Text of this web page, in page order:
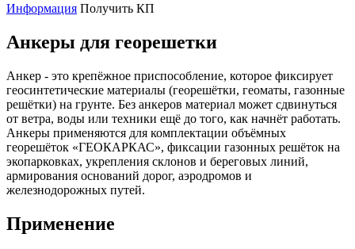
Информация Получить КП
Анкеры для георешетки
Анкер - это крепёжное приспособление, которое фиксирует
геосинтетические материалы (георешётки, геоматы, газонные
решётки) на грунте. Без анкеров материал может сдвинуться
от ветра, воды или техники ещё до того, как начнёт работать.
Анкеры применяются для комплектации объёмных
георешёток «ГЕОКАРКАС», фиксации газонных решёток на
экопарковках, укрепления склонов и береговых линий,
армирования оснований дорог, аэродромов и
железнодорожных путей.
Применение